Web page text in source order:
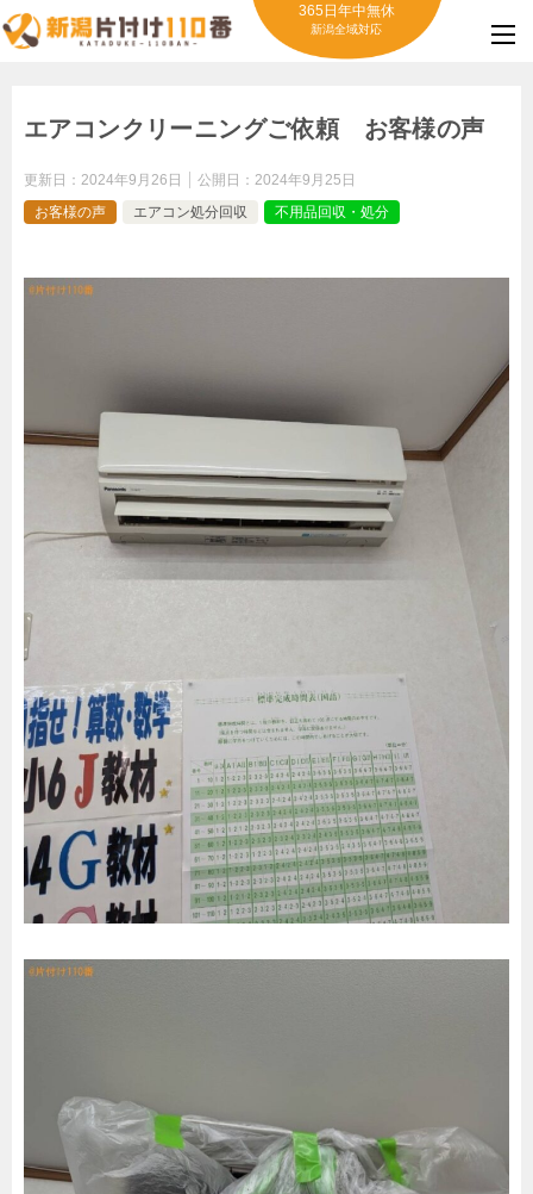
365日年中無休
新潟全域対応
エアコンクリーニングご依頼 お客様の声
更新日： 2024年9月26日 公開日： 2024年9月25日
お客様の声
エアコン処分回収 不用品回収・処分